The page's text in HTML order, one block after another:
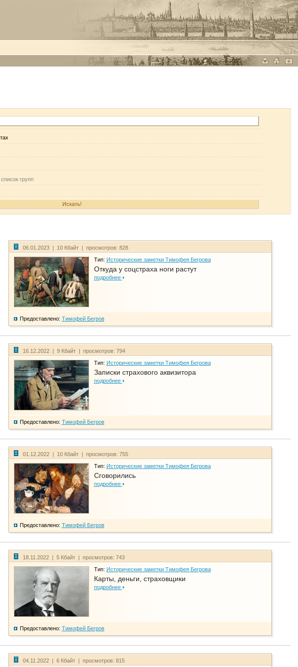
групп
06.01.2023 | 10 Кбайт | просмотров: 828
Тип: Исторические заметки Тимофея Бегрова
Откуда у соцстраха ноги растут
подробнее
Предоставлено: Тимофей Бегров
16.12.2022 | 9 Кбайт | просмотров: 794
Тип: Исторические заметки Тимофея Бегрова
Записки страхового аквизитора
подробнее
Предоставлено: Тимофей Бегров
01.12.2022 | 10 Кбайт | просмотров: 755
Тип: Исторические заметки Тимофея Бегрова
Сговорились
подробнее
Предоставлено: Тимофей Бегров
18.11.2022 | 5 Кбайт | просмотров: 743
Тип: Исторические заметки Тимофея Бегрова
Карты, деньги, страховщики
подробнее
Предоставлено: Тимофей Бегров
04.11.2022 | 6 Кбайт | просмотров: 815